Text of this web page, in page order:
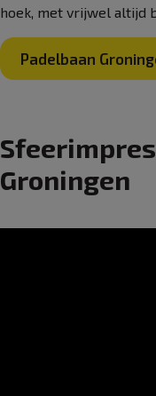
hoek, met vrijwel altijd
Padelbaan
Groningen